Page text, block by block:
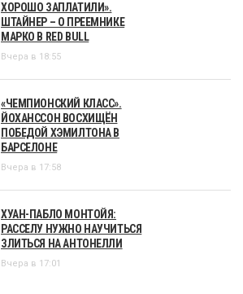
ХОРОШО ЗАПЛАТИЛИ».
ШТАЙНЕР – О ПРЕЕМНИКЕ
МАРКО В RED BULL
Вчера в 18:55
«ЧЕМПИОНСКИЙ КЛАСС».
ЙОХАНССОН ВОСХИЩЁН
ПОБЕДОЙ ХЭМИЛТОНА В
БАРСЕЛОНЕ
Вчера в 17:58
ХУАН-ПАБЛО МОНТОЙЯ:
РАССЕЛУ НУЖНО НАУЧИТЬСЯ
ЗЛИТЬСЯ НА АНТОНЕЛЛИ
Вчера в 17:01